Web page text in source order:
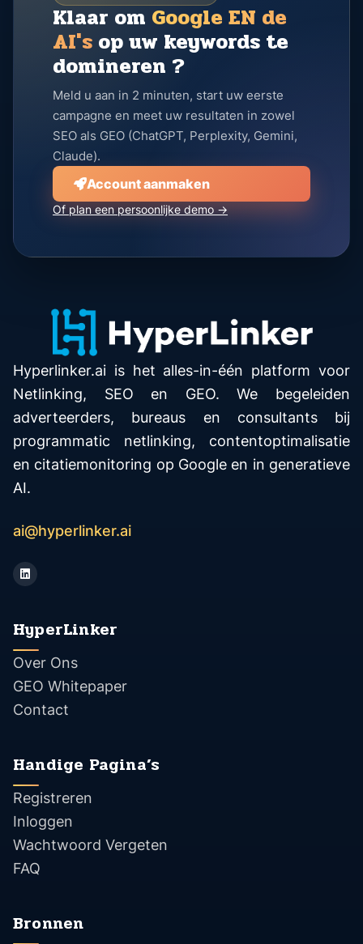
Klaar om Google EN de
AI's op uw keywords te
domineren ?
Meld u aan in 2 minuten, start uw eerste
campagne en meet uw resultaten in zowel
SEO als GEO (ChatGPT, Perplexity, Gemini,
Claude).
Account aanmaken
Of plan een persoonlijke demo →
Hyperlinker.ai is het alles-in-één platform voor
Netlinking, SEO en GEO. We begeleiden
adverteerders, bureaus en consultants bij
programmatic netlinking, contentoptimalisatie
en citatiemonitoring op Google en in generatieve
AI.
ai@hyperlinker.ai
HyperLinker
Over Ons
GEO Whitepaper
Contact
Handige Pagina’s
Registreren
Inloggen
Wachtwoord Vergeten
FAQ
Bronnen